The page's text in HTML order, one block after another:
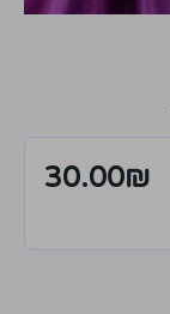
30.00₪